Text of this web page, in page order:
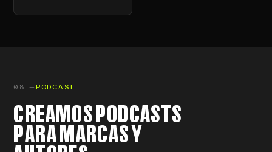
08 —PODCAST
CREAMOS PODCASTS
PARA MARCAS Y